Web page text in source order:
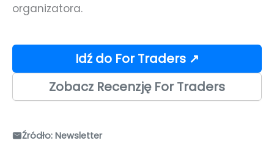
organizatora.
Idź do For Traders ↗
Zobacz Recenzję For Traders
Źródło: Newsletter